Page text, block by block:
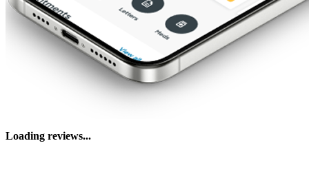
Loading reviews...